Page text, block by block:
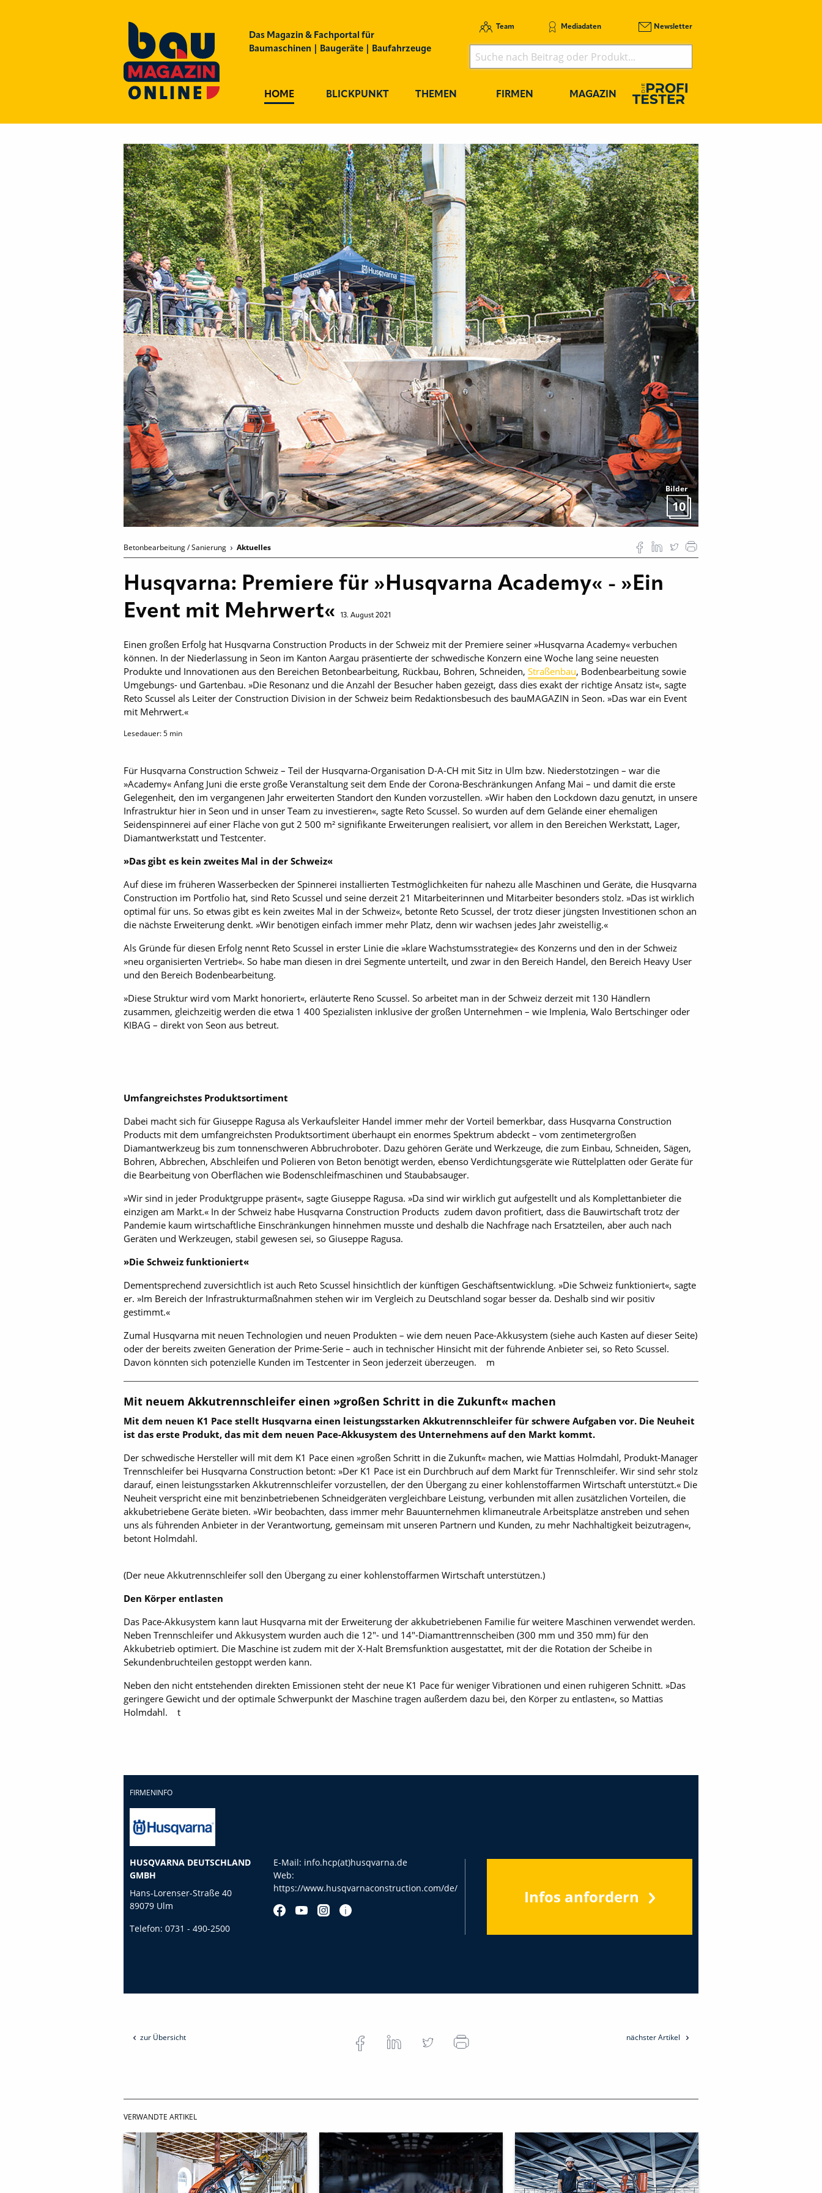
Das Magazin & Fachportal für
Baumaschinen | Baugeräte | Baufahrzeuge
Team Mediadaten Newsletter
HOME BLICKPUNKT THEMEN FIRMEN MAGAZIN
Bilder
10
Betonbearbeitung / Sanierung Aktuelles
Husqvarna: Premiere für »Husqvarna Academy« - »Ein
Event mit Mehrwert«
13. August 2021
Einen großen Erfolg hat Husqvarna Construction Products in der Schweiz mit der Premiere seiner »Husqvarna Academy« verbuchen
können. In der Niederlassung in Seon im Kanton Aargau präsentierte der schwedische Konzern eine Woche lang seine neuesten
Produkte und Innovationen aus den Bereichen Betonbearbeitung, Rückbau, Bohren, Schneiden, Straßenbau, Bodenbearbeitung sowie
Umgebungs- und Gartenbau. »Die Resonanz und die Anzahl der Besucher haben gezeigt, dass dies exakt der richtige Ansatz ist«, sagte
Reto Scussel als Leiter der Construction Division in der Schweiz beim Redaktionsbesuch des bauMAGAZIN in Seon. »Das war ein Event
mit Mehrwert.«
Lesedauer:5 min
Für Husqvarna Construction Schweiz – Teil der Husqvarna-Organisation D-A-CH mit Sitz in Ulm bzw. Niederstotzingen – war die
»Academy« Anfang Juni die erste große Veranstaltung seit dem Ende der Corona-Beschränkungen Anfang Mai – und damit die erste
Gelegenheit, den im vergangenen Jahr erweiterten Standort den Kunden vorzustellen. »Wir haben den Lockdown dazu genutzt, in unsere
Infrastruktur hier in Seon und in unser Team zu investieren«, sagte Reto Scussel. So wurden auf dem Gelände einer ehemaligen
Seidenspinnerei auf einer Fläche von gut 2 500 m² signifikante Erweiterungen realisiert, vor allem in den Bereichen Werkstatt, Lager,
Diamantwerkstatt und Testcenter.
»Das gibt es kein zweites Mal in der Schweiz«
Auf diese im früheren Wasserbecken der Spinnerei installierten Testmöglichkeiten für nahezu alle Maschinen und Geräte, die Husqvarna
Construction im Portfolio hat, sind Reto Scussel und seine derzeit 21 Mitarbeiterinnen und Mitarbeiter besonders stolz. »Das ist wirklich
optimal für uns. So etwas gibt es kein zweites Mal in der Schweiz«, betonte Reto Scussel, der trotz dieser jüngsten Investitionen schon an
die nächste Erweiterung denkt. »Wir benötigen einfach immer mehr Platz, denn wir wachsen jedes Jahr zweistellig.«
Als Gründe für diesen Erfolg nennt Reto Scussel in erster Linie die »klare Wachstumsstrategie« des Konzerns und den in der Schweiz
»neu organisierten Vertrieb«. So habe man diesen in drei Segmente unterteilt, und zwar in den Bereich Handel, den Bereich Heavy User
und den Bereich Bodenbearbeitung.
»Diese Struktur wird vom Markt honoriert«, erläuterte Reno Scussel. So arbeitet man in der Schweiz derzeit mit 130 Händlern
zusammen, gleichzeitig werden die etwa 1 400 Spezialisten inklusive der großen Unternehmen – wie Implenia, Walo Bertschinger oder
KIBAG – direkt von Seon aus betreut.
Umfangreichstes Produktsortiment
Dabei macht sich für Giuseppe Ragusa als Verkaufsleiter Handel immer mehr der Vorteil bemerkbar, dass Husqvarna Construction
Products mit dem umfangreichsten Produktsortiment überhaupt ein enormes Spektrum abdeckt – vom zentimetergroßen
Diamantwerkzeug bis zum tonnenschweren Abbruchroboter. Dazu gehören Geräte und Werkzeuge, die zum Einbau, Schneiden, Sägen,
Bohren, Abbrechen, Abschleifen und Polieren von Beton benötigt werden, ebenso Verdichtungsgeräte wie Rüttelplatten oder Geräte für
die Bearbeitung von Oberflächen wie Bodenschleifmaschinen und Staubabsauger.
»Wir sind in jeder Produktgruppe präsent«, sagte Giuseppe Ragusa. »Da sind wir wirklich gut aufgestellt und als Komplettanbieter die
einzigen am Markt.« In der Schweiz habe Husqvarna Construction Products zudem davon profitiert, dass die Bauwirtschaft trotz der
Pandemie kaum wirtschaftliche Einschränkungen hinnehmen musste und deshalb die Nachfrage nach Ersatzteilen, aber auch nach
Geräten und Werkzeugen, stabil gewesen sei, so Giuseppe Ragusa.
»Die Schweiz funktioniert«
Dementsprechend zuversichtlich ist auch Reto Scussel hinsichtlich der künftigen Geschäftsentwicklung. »Die Schweiz funktioniert«, sagte
er. »Im Bereich der Infrastrukturmaßnahmen stehen wir im Vergleich zu Deutschland sogar besser da. Deshalb sind wir positiv
gestimmt.«
Zumal Husqvarna mit neuen Technologien und neuen Produkten – wie dem neuen Pace-Akkusystem (siehe auch Kasten auf dieser Seite)
oder der bereits zweiten Generation der Prime-Serie – auch in technischer Hinsicht mit der führende Anbieter sei, so Reto Scussel.
Davon könnten sich potenzielle Kunden im Testcenter in Seon jederzeit über­zeugen. m­
Mit neuem Akkutrennschleifer einen »großen Schritt in die Zukunft« machen
Mit dem neuen K1 Pace stellt Husqvarna einen leistungsstarken Akkutrennschleifer für schwere Aufgaben vor. Die Neuheit
ist das erste Produkt, das mit dem neuen Pace-Akkusystem des Unternehmens auf den Markt kommt.
Der schwedische Hersteller will mit dem K1 Pace einen »großen Schritt in die Zukunft« machen, wie Mattias Holmdahl, Produkt-Manager
Trennschleifer bei Husqvarna Construction betont: »Der K1 Pace ist ein Durchbruch auf dem Markt für Trennschleifer. Wir sind sehr stolz
darauf, einen leistungsstarken Akkutrennschleifer vorzustellen, der den Übergang zu einer kohlenstoffarmen Wirtschaft unterstützt.« Die
Neuheit verspricht eine mit benzinbetriebenen Schneidgeräten vergleichbare Leistung, verbunden mit allen zusätzlichen Vorteilen, die
akkubetriebene Geräte bieten. »Wir beobachten, dass immer mehr Bauunternehmen klimaneutrale Arbeitsplätze anstreben und sehen
uns als führenden Anbieter in der Verantwortung, gemeinsam mit unseren Partnern und Kunden, zu mehr Nachhaltigkeit beizutragen«,
betont Holmdahl.
(Der neue Akkutrennschleifer soll den Übergang zu einer kohlenstoffarmen Wirtschaft unterstützen.)
Den Körper entlasten
Das Pace-Akkusystem kann laut Husqvarna mit der Erweiterung der akkubetriebenen Familie für weitere Maschinen verwendet werden.
Neben Trennschleifer und Akkusystem wurden auch die 12"- und 14"-Diamanttrennscheiben (300 mm und 350 mm) für den
Akkubetrieb optimiert. Die Maschine ist zudem mit der X-Halt Bremsfunktion ausgestattet, mit der die Rotation der Scheibe in
Sekundenbruchteilen gestoppt werden kann.
Neben den nicht entstehenden direkten Emissionen steht der neue K1 Pace für weniger Vibrationen und einen ruhigeren Schnitt. »Das
geringere Gewicht und der optimale Schwerpunkt der Maschine tragen außerdem dazu bei, den Körper zu entlasten«, so Mattias
Holmdahl. t
FIRMENINFO
HUSQVARNA DEUTSCHLAND
GMBH
Hans-Lorenser-Straße 40
89079 Ulm
Telefon: 0731 - 490-2500
E-Mail: info.hcp(at)husqvarna.de
Web:
https://www.husqvarnaconstruction.com/de/
Infos anfordern
zur Übersicht nächster Artikel
VERWANDTE ARTIKEL